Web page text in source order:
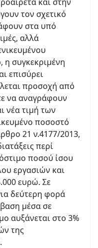
τον σχετικό
στα υπό
αλλά
συγκεκριμένη
επισύρει
προσοχή από
να αναγράφουν
νέα τιμή των
ποσοστό
21 ν.4177/2013,
περί
ποσού ίσου
εργασιών και
ευρώ. Σε
δεύτερη φορά
μέσα σε
αυξάνεται στο 3%
της